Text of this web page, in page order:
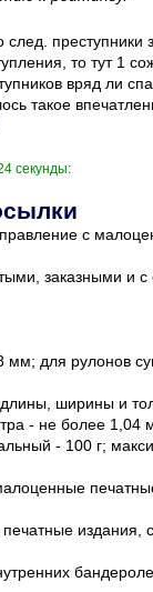
след.
то тут 1
вряд ли
такое
секунды:
с
заказными и
мм; для рулонов
ширины и
- не более
- 100 г;
издания,